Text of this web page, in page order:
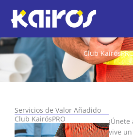
contenido
Club
Servicios de Valor Añadido
Club KairósPRO
¡Únete
vive un